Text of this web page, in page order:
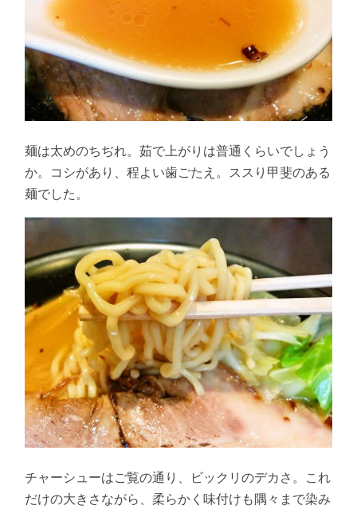
麺は太めのちぢれ。茹で上がりは普通くらいでしょう
か。コシがあり、程よい歯ごたえ。ススり甲斐のある
麺でした。
チャーシューはご覧の通り、ビックリのデカさ。これ
だけの大きさながら、柔らかく味付けも隅々まで染み